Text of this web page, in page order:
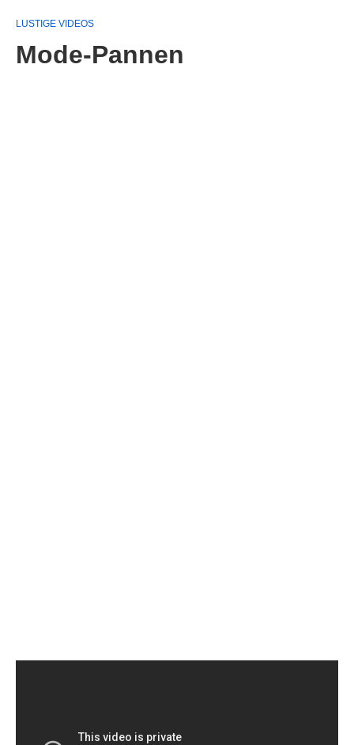
LUSTIGE VIDEOS
Mode-Pannen